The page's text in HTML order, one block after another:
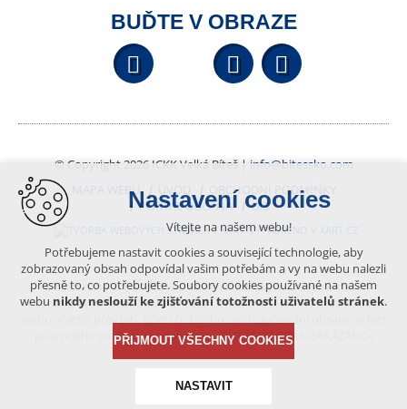
BUĎTE V OBRAZE
Facebook YouTube
© Copyright 2026 ICKK Velká Bíteš | info@bitessko.com
MAPA WEBU
ÚVOD
OBCHODNÍ PODMÍNKY
PORTÁL OBČANA
GIS
VYTVOŘENO V XART.CZ
Obsah tohoto portálu je chráněn autorským právem, které
vykonává vydavatel. Jakékoliv užití článků a fotografií z této podoby
písemného souhlasu vydavatele – BÍTEŠSKO.COM -ZAKÁZÁNO.
Nastavení cookies
Vítejte na našem webu!
Potřebujeme nastavit cookies a související technologie, aby
zobrazovaný obsah odpovídal vašim potřebám a vy na webu nalezli
přesně to, co potřebujete. Soubory cookies používané na našem
webu nikdy neslouží ke zjišťování totožnosti uživatelů stránek.
PŘIJMOUT VŠECHNY COOKIES
NASTAVIT